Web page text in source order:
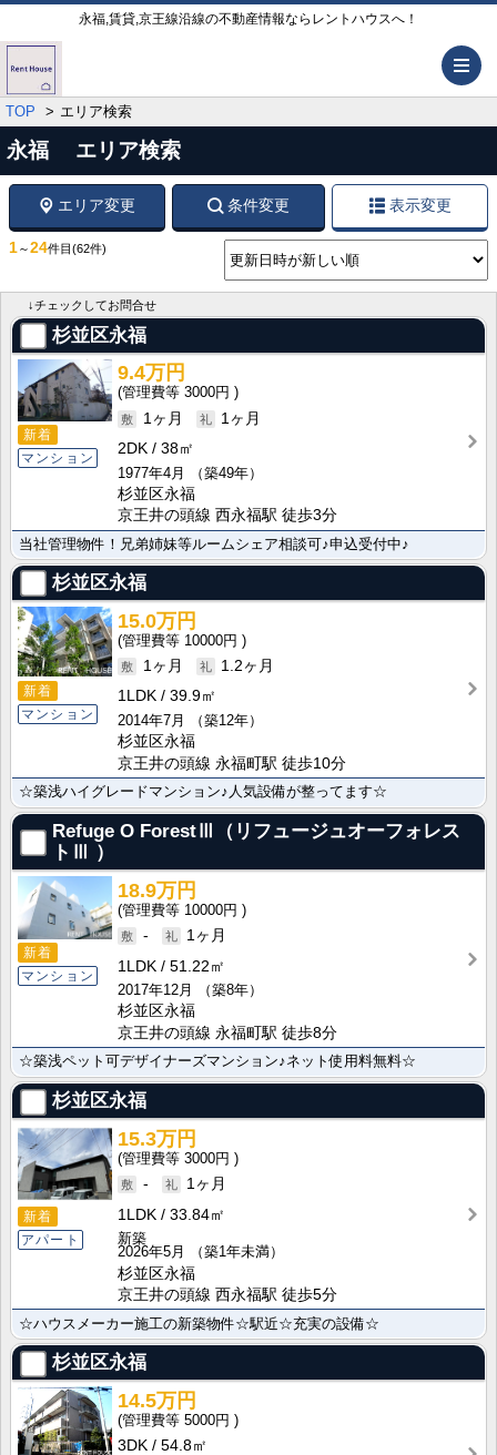
永福,賃貸,京王線沿線の不動産情報ならレントハウスへ！
TOP エリア検索
永福 エリア検索
エリア変更 条件変更 表示変更
1～24件目 (62件)
↓チェックしてお問合せ
杉並区永福
新着
マンション
9.4万円
3000円
1ヶ月
1ヶ月
2DK
38㎡
1977年4月
（築49年）
杉並区永福
京王井の頭線 西永福駅 徒歩3分
当社管理物件！兄弟姉妹等ルームシェア相談可♪申込受付中♪
杉並区永福
新着
マンション
15.0万円
10000円
1ヶ月
1.2ヶ月
1LDK
39.9㎡
2014年7月
（築12年）
杉並区永福
京王井の頭線 永福町駅 徒歩10分
☆築浅ハイグレードマンション♪人気設備が整ってます☆
Refuge O ForestⅢ（リフュージュオーフォレス
トⅢ ）
新着
マンション
18.9万円
10000円
-
1ヶ月
1LDK
51.22㎡
2017年12月
（築8年）
杉並区永福
京王井の頭線 永福町駅 徒歩8分
☆築浅ペット可デザイナーズマンション♪ネット使用料無料☆
杉並区永福
新着
アパート
15.3万円
3000円
-
1ヶ月
1LDK
33.84㎡
新築
2026年5月
（築1年未満）
杉並区永福
京王井の頭線 西永福駅 徒歩5分
☆ハウスメーカー施工の新築物件☆駅近☆充実の設備☆
杉並区永福
14.5万円
5000円
3DK
54.8㎡